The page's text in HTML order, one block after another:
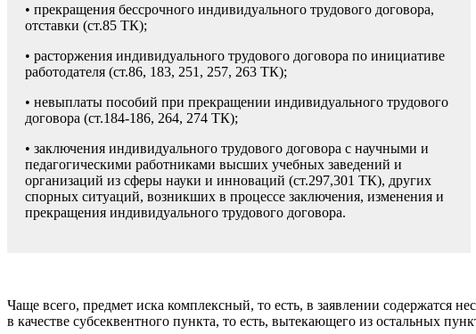
• прекращения бессрочного индивидуаль­ного трудового договора,
отставки (ст.85 ТК);
• расторжения индивидуального трудового договора по инициативе
работодателя (ст.86, 183, 251, 257, 263 ТК);
• невыплаты пособий при прекращении индивидуального трудового
договора (ст.184-186, 264, 274 ТК);
• заключения индивидуального трудово­го договора с научными и
педагогическими работниками высших учебных заведений и
организаций из сферы науки и инноваций (ст.297,301 ТК), других
спорных ситуаций, возникших в процессе заключения, измене­ния и
прекращения индивидуального трудо­вого договора.
Чаще всего, предмет иска комплексный, то есть, в заявлении содержатся
в качестве субсеквентного пункта, то есть, вытекающего из остальных